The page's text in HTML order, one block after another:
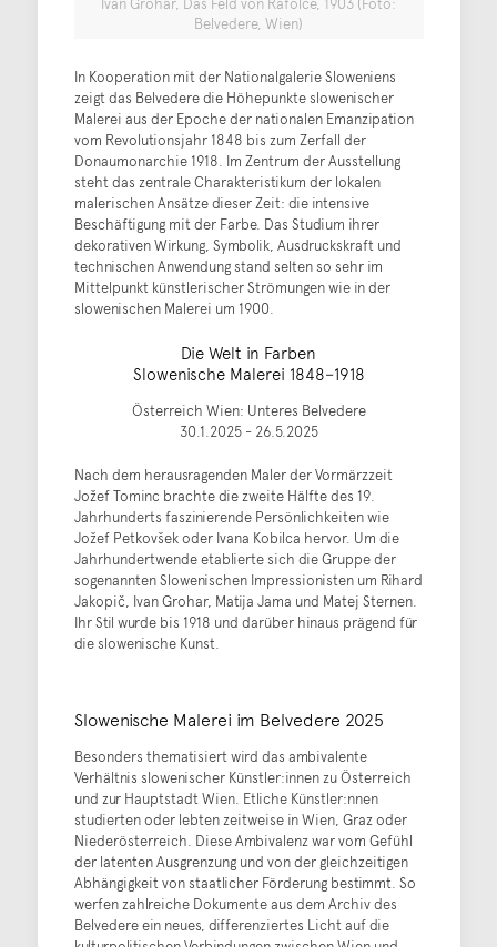
Belvedere, Wien)
In Kooperation mit der Nationalgalerie Sloweniens
zeigt das Belvedere die Höhepunkte slowenischer
Malerei aus der Epoche der nationalen Emanzipation
vom Revolutionsjahr 1848 bis zum Zerfall der
Donaumonarchie 1918. Im Zentrum der Ausstellung
steht das zentrale Charakteristikum der lokalen
malerischen Ansätze dieser Zeit: die intensive
Beschäftigung mit der Farbe. Das Studium ihrer
dekorativen Wirkung, Symbolik, Ausdruckskraft und
technischen Anwendung stand selten so sehr im
Mittelpunkt künstlerischer Strömungen wie in der
slowenischen Malerei um 1900.
Die Welt in Farben
Slowenische Malerei 1848−1918
Österreich Wien: Unteres Belvedere
30.1.2025 - 26.5.2025
Nach dem herausragenden Maler der Vormärzzeit
Jožef Tominc brachte die zweite Hälfte des 19.
Jahrhunderts faszinierende Persönlichkeiten wie
Jožef Petkovšek oder Ivana Kobilca hervor. Um die
Jahrhundertwende etablierte sich die Gruppe der
sogenannten Slowenischen Impressionisten um Rihard
Jakopič, Ivan Grohar, Matija Jama und Matej Sternen.
Ihr Stil wurde bis 1918 und darüber hinaus prägend für
die slowenische Kunst.
Slowenische Malerei im Belvedere 2025
Besonders thematisiert wird das ambivalente
Verhältnis slowenischer Künstler:innen zu Österreich
und zur Hauptstadt Wien. Etliche Künstler:nnen
studierten oder lebten zeitweise in Wien, Graz oder
Niederösterreich. Diese Ambivalenz war vom Gefühl
der latenten Ausgrenzung und von der gleichzeitigen
Abhängigkeit von staatlicher Förderung bestimmt. So
werfen zahlreiche Dokumente aus dem Archiv des
Belvedere ein neues, differenziertes Licht auf die